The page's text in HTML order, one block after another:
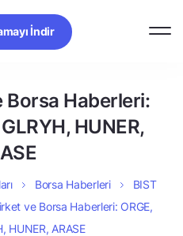
İndir
Borsa Haberleri:
HUNER,
Borsa Haberleri
BIST
ve Borsa Haberleri: ORGE,
HUNER, ARASE